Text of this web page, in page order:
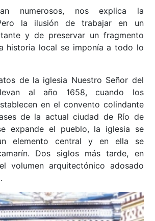
numerosos, nos explica la
la ilusión de trabajar en un
y de preservar un fragmento
historia local se imponía a todo lo
de la iglesia Nuestro Señor del
al año 1658, cuando los
en el convento colindante
de la actual ciudad de Río de
expande el pueblo, la iglesia se
elemento central y en ella se
Dos siglos más tarde, en
volumen arquitectónico adosado